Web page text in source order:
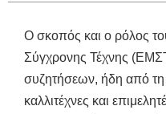
Ο σκοπός και ο ρόλος
Σύγχρονης Τέχνης
συζητήσεων, ήδη από τη
καλλιτέχνες και